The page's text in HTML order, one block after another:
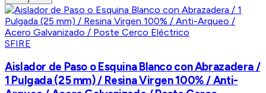
SFIRE
Aislador de Paso o Esquina Blanco con Abrazadera /
1 Pulgada (25 mm) / Resina Virgen 100% / Anti-